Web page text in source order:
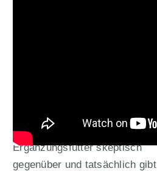
Viele Katzenhalter stehen
Ergänzungsfutter skeptisch
gegenüber und tatsächlich gibt